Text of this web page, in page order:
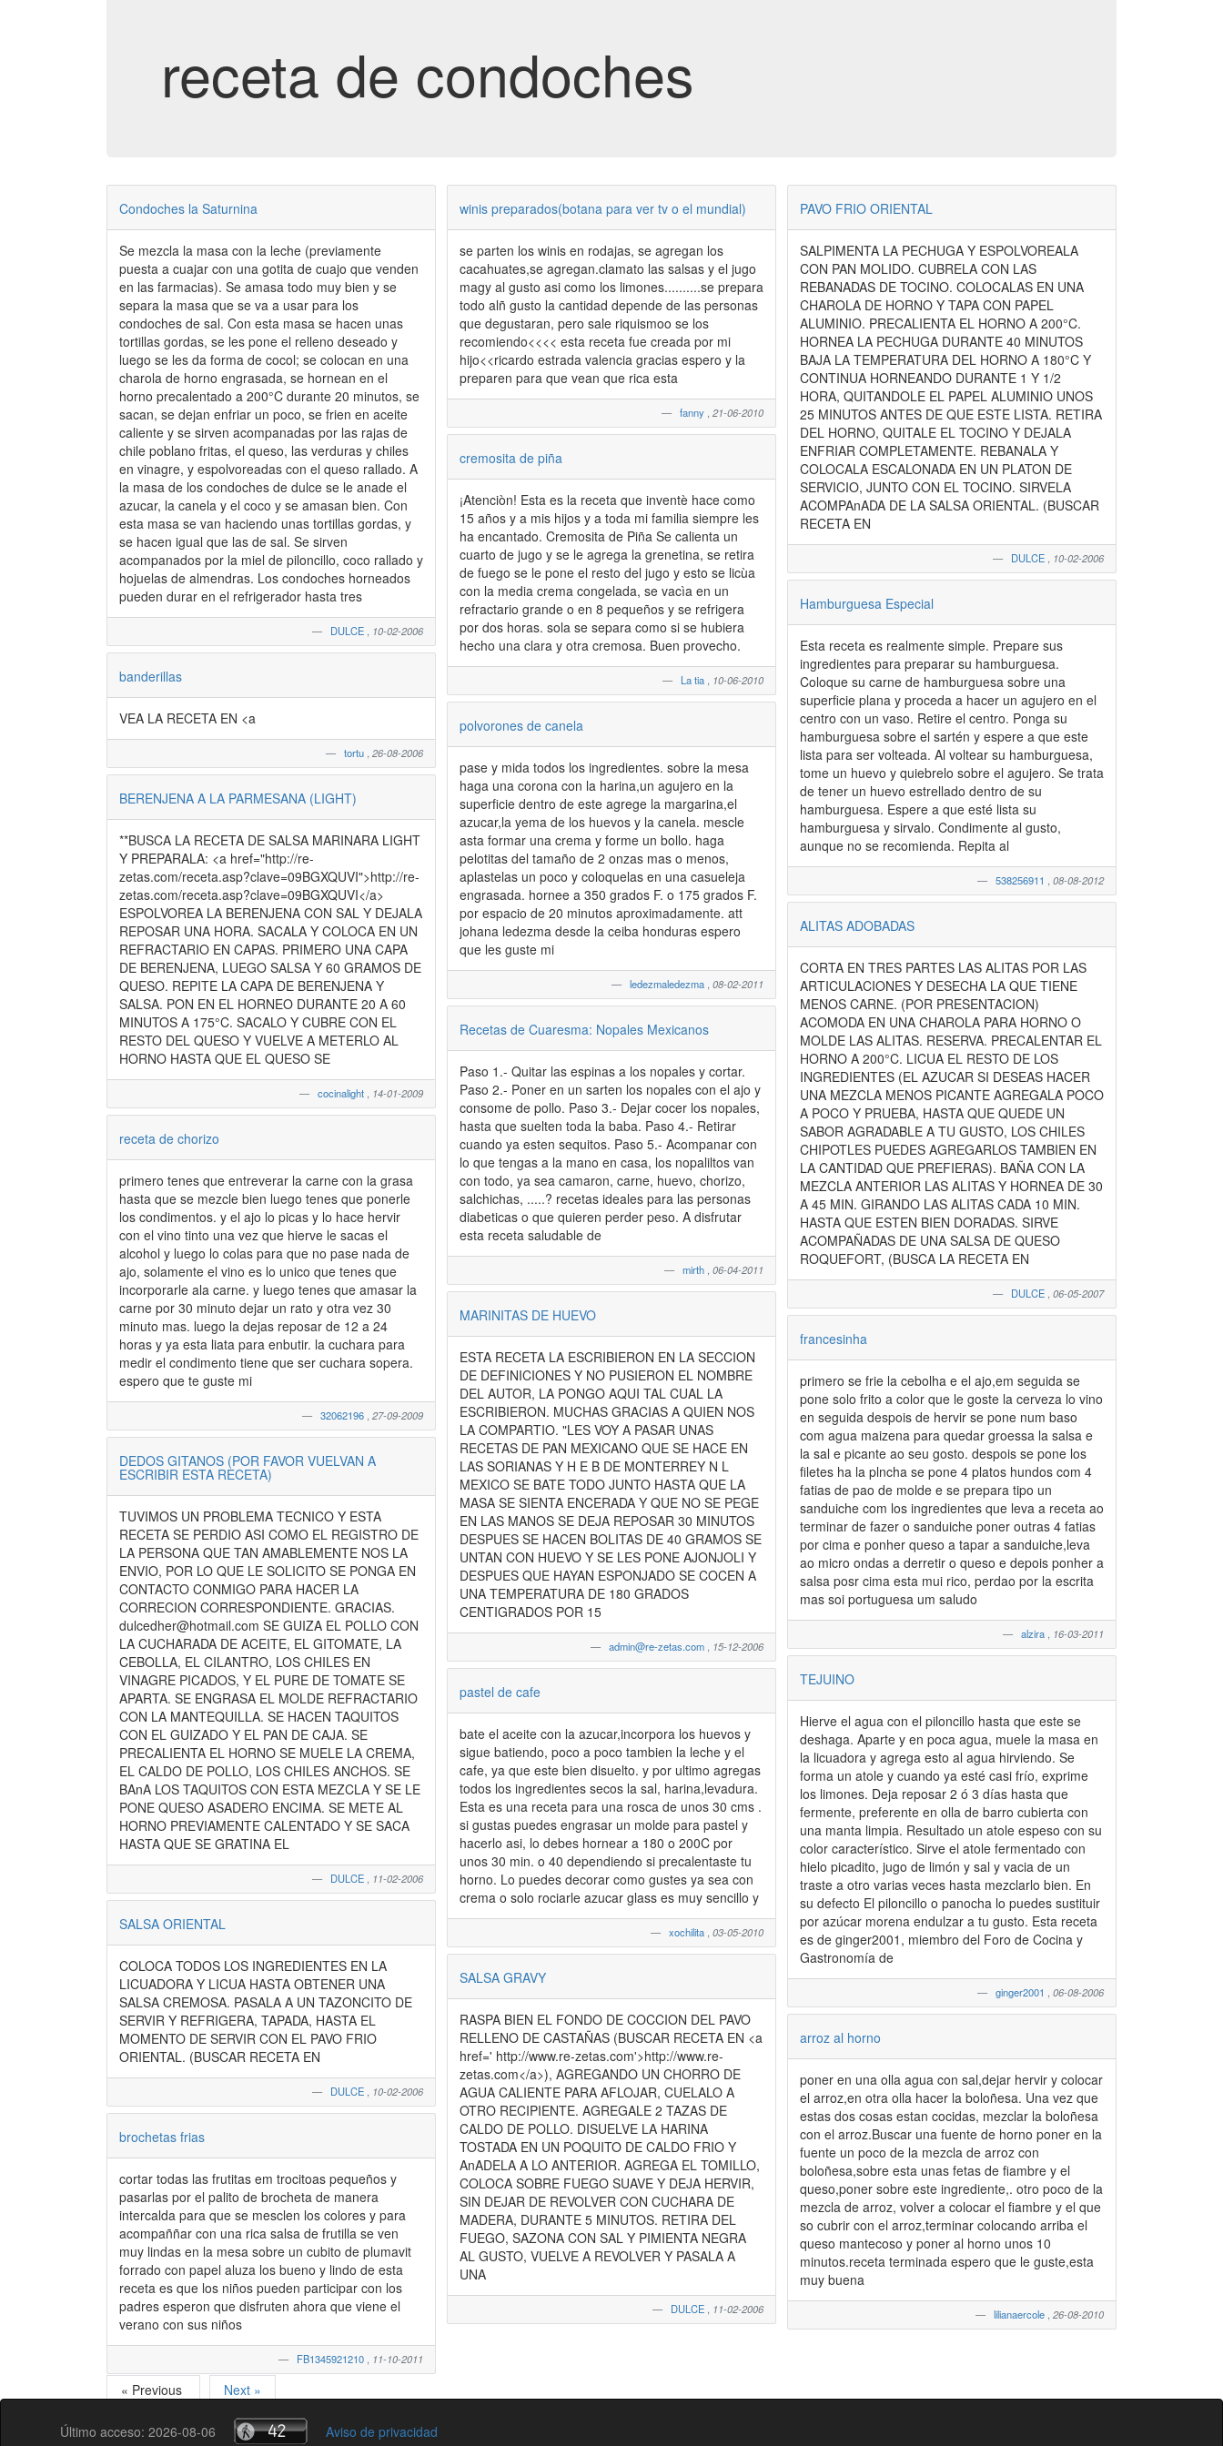
receta de condoches
Condoches la Saturnina
Se mezcla la masa con la leche (previamente
puesta a cuajar con una gotita de cuajo que venden
en las farmacias). Se amasa todo muy bien y se
separa la masa que se va a usar para los
condoches de sal. Con esta masa se hacen unas
tortillas gordas, se les pone el relleno deseado y
luego se les da forma de cocol; se colocan en una
charola de horno engrasada, se hornean en el
horno precalentado a 200°C durante 20 minutos, se
sacan, se dejan enfriar un poco, se frien en aceite
caliente y se sirven acompanadas por las rajas de
chile poblano fritas, el queso, las verduras y chiles
en vinagre, y espolvoreadas con el queso rallado. A
la masa de los condoches de dulce se le anade el
azucar, la canela y el coco y se amasan bien. Con
esta masa se van haciendo unas tortillas gordas, y
se hacen igual que las de sal. Se sirven
acompanados por la miel de piloncillo, coco rallado y
hojuelas de almendras. Los condoches horneados
pueden durar en el refrigerador hasta tres
DULCE 10-02-2006
banderillas
VEA LA RECETA EN <a
tortu ,26-08-2006
BERENJENA A LA PARMESANA (LIGHT)
**BUSCA LA RECETA DE SALSA MARINARA LIGHT
Y PREPARALA: <a href="http://re-
zetas.com/receta.asp?clave=09BGXQUVI">http://re-
zetas.com/receta.asp?clave=09BGXQUVI</a>
ESPOLVOREA LA BERENJENA CON SAL Y DEJALA
REPOSAR UNA HORA. SACALA Y COLOCA EN UN
REFRACTARIO EN CAPAS. PRIMERO UNA CAPA
DE BERENJENA, LUEGO SALSA Y 60 GRAMOS DE
QUESO. REPITE LA CAPA DE BERENJENA Y
SALSA. PON EN EL HORNEO DURANTE 20 A 60
MINUTOS A 175°C. SACALO Y CUBRE CON EL
RESTO DEL QUESO Y VUELVE A METERLO AL
HORNO HASTA QUE EL QUESO SE
cocinalight 14-01-2009
receta de chorizo
primero tenes que entreverar la carne con la grasa
hasta que se mezcle bien luego tenes que ponerle
los condimentos. y el ajo lo picas y lo hace hervir
con el vino tinto una vez que hierve le sacas el
alcohol y luego lo colas para que no pase nada de
ajo, solamente el vino es lo unico que tenes que
incorporarle ala carne. y luego tenes que amasar la
carne por 30 minuto dejar un rato y otra vez 30
minuto mas. luego la dejas reposar de 12 a 24
horas y ya esta liata para enbutir. la cuchara para
medir el condimento tiene que ser cuchara sopera.
espero que te guste mi
32062196 ,27-09-2009
DEDOS GITANOS (POR FAVOR VUELVAN A
ESCRIBIR ESTA RECETA)
TUVIMOS UN PROBLEMA TECNICO Y ESTA
RECETA SE PERDIO ASI COMO EL REGISTRO DE
LA PERSONA QUE TAN AMABLEMENTE NOS LA
ENVIO, POR LO QUE LE SOLICITO SE PONGA EN
CONTACTO CONMIGO PARA HACER LA
CORRECION CORRESPONDIENTE. GRACIAS.
dulcedher@hotmail.com SE GUIZA EL POLLO CON
LA CUCHARADA DE ACEITE, EL GITOMATE, LA
CEBOLLA, EL CILANTRO, LOS CHILES EN
VINAGRE PICADOS, Y EL PURE DE TOMATE SE
APARTA. SE ENGRASA EL MOLDE REFRACTARIO
CON LA MANTEQUILLA. SE HACEN TAQUITOS
CON EL GUIZADO Y EL PAN DE CAJA. SE
PRECALIENTA EL HORNO SE MUELE LA CREMA,
EL CALDO DE POLLO, LOS CHILES ANCHOS. SE
BAnA LOS TAQUITOS CON ESTA MEZCLA Y SE LE
PONE QUESO ASADERO ENCIMA. SE METE AL
HORNO PREVIAMENTE CALENTADO Y SE SACA
HASTA QUE SE GRATINA EL
DULCE 11-02-2006
SALSA ORIENTAL
COLOCA TODOS LOS INGREDIENTES EN LA
LICUADORA Y LICUA HASTA OBTENER UNA
SALSA CREMOSA. PASALA A UN TAZONCITO DE
SERVIR Y REFRIGERA, TAPADA, HASTA EL
MOMENTO DE SERVIR CON EL PAVO FRIO
ORIENTAL. (BUSCAR RECETA EN
DULCE 10-02-2006
brochetas frias
cortar todas las frutitas em trocitoas pequeños y
pasarlas por el palito de brocheta de manera
intercalda para que se mesclen los colores y para
acompaññar con una rica salsa de frutilla se ven
muy lindas en la mesa sobre un cubito de plumavit
forrado con papel aluza los bueno y lindo de esta
receta es que los niños pueden participar con los
padres esperon que disfruten ahora que viene el
verano con sus niños
FB1345921210 11-10-2011
winis preparados(botana para ver tv o el mundial)
se parten los winis en rodajas, se agregan los
cacahuates,se agregan.clamato las salsas y el jugo
magy al gusto asi como los limones..........se prepara
todo alñ gusto la cantidad depende de las personas
que degustaran, pero sale riquismoo se los
recomiendo<<<< esta receta fue creada por mi
hijo<<ricardo estrada valencia gracias espero y la
preparen para que vean que rica esta
fanny ,21-06-2010
cremosita de piña
¡Atenciòn! Esta es la receta que inventè hace como
15 años y a mis hijos y a toda mi familia siempre les
ha encantado. Cremosita de Piña Se calienta un
cuarto de jugo y se le agrega la grenetina, se retira
de fuego se le pone el resto del jugo y esto se licùa
con la media crema congelada, se vacìa en un
refractario grande o en 8 pequeños y se refrigera
por dos horas. sola se separa como si se hubiera
hecho una clara y otra cremosa. Buen provecho.
La tia 10-06-2010
polvorones de canela
pase y mida todos los ingredientes. sobre la mesa
haga una corona con la harina,un agujero en la
superficie dentro de este agrege la margarina,el
azucar,la yema de los huevos y la canela. mescle
asta formar una crema y forme un bollo. haga
pelotitas del tamaño de 2 onzas mas o menos,
aplastelas un poco y coloquelas en una casueleja
engrasada. hornee a 350 grados F. o 175 grados F.
por espacio de 20 minutos aproximadamente. att
johana ledezma desde la ceiba honduras espero
que les guste mi
ledezmaledezma ,08-02-2011
Recetas de Cuaresma: Nopales Mexicanos
Paso 1.- Quitar las espinas a los nopales y cortar.
Paso 2.- Poner en un sarten los nopales con el ajo y
consome de pollo. Paso 3.- Dejar cocer los nopales,
hasta que suelten toda la baba. Paso 4.- Retirar
cuando ya esten sequitos. Paso 5.- Acompanar con
lo que tengas a la mano en casa, los nopaliltos van
con todo, ya sea camaron, carne, huevo, chorizo,
salchichas, .....? recetas ideales para las personas
diabeticas o que quieren perder peso. A disfrutar
esta receta saludable de
mirth ,06-04-2011
MARINITAS DE HUEVO
ESTA RECETA LA ESCRIBIERON EN LA SECCION
DE DEFINICIONES Y NO PUSIERON EL NOMBRE
DEL AUTOR, LA PONGO AQUI TAL CUAL LA
ESCRIBIERON. MUCHAS GRACIAS A QUIEN NOS
LA COMPARTIO. "LES VOY A PASAR UNAS
RECETAS DE PAN MEXICANO QUE SE HACE EN
LAS SORIANAS Y H E B DE MONTERREY N L
MEXICO SE BATE TODO JUNTO HASTA QUE LA
MASA SE SIENTA ENCERADA Y QUE NO SE PEGE
EN LAS MANOS SE DEJA REPOSAR 30 MINUTOS
DESPUES SE HACEN BOLITAS DE 40 GRAMOS SE
UNTAN CON HUEVO Y SE LES PONE AJONJOLI Y
DESPUES QUE HAYAN ESPONJADO SE COCEN A
UNA TEMPERATURA DE 180 GRADOS
CENTIGRADOS POR 15
admin@re-zetas.com 15-12-2006
pastel de cafe
bate el aceite con la azucar,incorpora los huevos y
sigue batiendo, poco a poco tambien la leche y el
cafe, ya que este bien disuelto. y por ultimo agregas
todos los ingredientes secos la sal, harina,levadura.
Esta es una receta para una rosca de unos 30 cms .
si gustas puedes engrasar un molde para pastel y
hacerlo asi, lo debes hornear a 180 o 200C por
unos 30 min. o 40 dependiendo si precalentaste tu
horno. Lo puedes decorar como gustes ya sea con
crema o solo rociarle azucar glass es muy sencillo y
xochilita ,03-05-2010
SALSA GRAVY
RASPA BIEN EL FONDO DE COCCION DEL PAVO
RELLENO DE CASTAÑAS (BUSCAR RECETA EN <a
href=' http://www.re-zetas.com'>http://www.re-
zetas.com</a>), AGREGANDO UN CHORRO DE
AGUA CALIENTE PARA AFLOJAR, CUELALO A
OTRO RECIPIENTE. AGREGALE 2 TAZAS DE
CALDO DE POLLO. DISUELVE LA HARINA
TOSTADA EN UN POQUITO DE CALDO FRIO Y
AnADELA A LO ANTERIOR. AGREGA EL TOMILLO,
COLOCA SOBRE FUEGO SUAVE Y DEJA HERVIR,
SIN DEJAR DE REVOLVER CON CUCHARA DE
MADERA, DURANTE 5 MINUTOS. RETIRA DEL
FUEGO, SAZONA CON SAL Y PIMIENTA NEGRA
AL GUSTO, VUELVE A REVOLVER Y PASALA A
UNA
DULCE 11-02-2006
PAVO FRIO ORIENTAL
SALPIMENTA LA PECHUGA Y ESPOLVOREALA
CON PAN MOLIDO. CUBRELA CON LAS
REBANADAS DE TOCINO. COLOCALAS EN UNA
CHAROLA DE HORNO Y TAPA CON PAPEL
ALUMINIO. PRECALIENTA EL HORNO A 200°C.
HORNEA LA PECHUGA DURANTE 40 MINUTOS
BAJA LA TEMPERATURA DEL HORNO A 180°C Y
CONTINUA HORNEANDO DURANTE 1 Y 1/2
HORA, QUITANDOLE EL PAPEL ALUMINIO UNOS
25 MINUTOS ANTES DE QUE ESTE LISTA. RETIRA
DEL HORNO, QUITALE EL TOCINO Y DEJALA
ENFRIAR COMPLETAMENTE. REBANALA Y
COLOCALA ESCALONADA EN UN PLATON DE
SERVICIO, JUNTO CON EL TOCINO. SIRVELA
ACOMPAnADA DE LA SALSA ORIENTAL. (BUSCAR
RECETA EN
DULCE 10-02-2006
Hamburguesa Especial
Esta receta es realmente simple. Prepare sus
ingredientes para preparar su hamburguesa.
Coloque su carne de hamburguesa sobre una
superficie plana y proceda a hacer un agujero en el
centro con un vaso. Retire el centro. Ponga su
hamburguesa sobre el sartén y espere a que este
lista para ser volteada. Al voltear su hamburguesa,
tome un huevo y quiebrelo sobre el agujero. Se trata
de tener un huevo estrellado dentro de su
hamburguesa. Espere a que esté lista su
hamburguesa y sirvalo. Condimente al gusto,
aunque no se recomienda. Repita al
538256911 ,08-08-2012
ALITAS ADOBADAS
CORTA EN TRES PARTES LAS ALITAS POR LAS
ARTICULACIONES Y DESECHA LA QUE TIENE
MENOS CARNE. (POR PRESENTACION)
ACOMODA EN UNA CHAROLA PARA HORNO O
MOLDE LAS ALITAS. RESERVA. PRECALENTAR EL
HORNO A 200°C. LICUA EL RESTO DE LOS
INGREDIENTES (EL AZUCAR SI DESEAS HACER
UNA MEZCLA MENOS PICANTE AGREGALA POCO
A POCO Y PRUEBA, HASTA QUE QUEDE UN
SABOR AGRADABLE A TU GUSTO, LOS CHILES
CHIPOTLES PUEDES AGREGARLOS TAMBIEN EN
LA CANTIDAD QUE PREFIERAS). BAÑA CON LA
MEZCLA ANTERIOR LAS ALITAS Y HORNEA DE 30
A 45 MIN. GIRANDO LAS ALITAS CADA 10 MIN.
HASTA QUE ESTEN BIEN DORADAS. SIRVE
ACOMPAÑADAS DE UNA SALSA DE QUESO
ROQUEFORT, (BUSCA LA RECETA EN
DULCE ,06-05-2007
francesinha
primero se frie la cebolha e el ajo,em seguida se
pone solo frito a color que le goste la cerveza lo vino
en seguida despois de hervir se pone num baso
com agua maizena para quedar groessa la salsa e
la sal e picante ao seu gosto. despois se pone los
filetes ha la plncha se pone 4 platos hundos com 4
fatias de pao de molde e se prepara tipo un
sanduiche com los ingredientes que leva a receta ao
terminar de fazer o sanduiche poner outras 4 fatias
por cima e ponher queso a tapar a sanduiche,leva
ao micro ondas a derretir o queso e depois ponher a
salsa posr cima esta mui rico, perdao por la escrita
mas soi portuguesa um saludo
alzira 16-03-2011
TEJUINO
Hierve el agua con el piloncillo hasta que este se
deshaga. Aparte y en poca agua, muele la masa en
la licuadora y agrega esto al agua hirviendo. Se
forma un atole y cuando ya esté casi frío, exprime
los limones. Deja reposar 2 ó 3 días hasta que
fermente, preferente en olla de barro cubierta con
una manta limpia. Resultado un atole espeso con su
color característico. Sirve el atole fermentado con
hielo picadito, jugo de limón y sal y vacia de un
traste a otro varias veces hasta mezclarlo bien. En
su defecto El piloncillo o panocha lo puedes sustituir
por azúcar morena endulzar a tu gusto. Esta receta
es de ginger2001, miembro del Foro de Cocina y
Gastronomía de
ginger2001 ,06-08-2006
arroz al horno
poner en una olla agua con sal,dejar hervir y colocar
el arroz,en otra olla hacer la boloñesa. Una vez que
estas dos cosas estan cocidas, mezclar la boloñesa
con el arroz.Buscar una fuente de horno poner en la
fuente un poco de la mezcla de arroz con
boloñesa,sobre esta unas fetas de fiambre y el
queso,poner sobre este ingrediente,. otro poco de la
mezcla de arroz, volver a colocar el fiambre y el que
so cubrir con el arroz,terminar colocando arriba el
queso mantecoso y poner al horno unos 10
minutos.receta terminada espero que le guste,esta
muy buena
lilianaercole ,26-08-2010
« Previous Next »
Último acceso: 2026-08-06 Aviso de privacidad